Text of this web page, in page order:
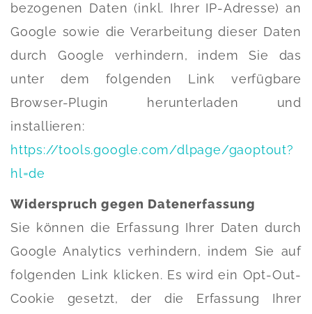
bezogenen Daten (inkl. Ihrer IP-Adresse) an
Google sowie die Verarbeitung dieser Daten
durch Google verhindern, indem Sie das
unter dem folgenden Link verfügbare
Browser-Plugin herunterladen und
installieren:
https://tools.google.com/dlpage/gaoptout?
hl=de
Widerspruch gegen Datenerfassung
Sie können die Erfassung Ihrer Daten durch
Google Analytics verhindern, indem Sie auf
folgenden Link klicken. Es wird ein Opt-Out-
Cookie gesetzt, der die Erfassung Ihrer